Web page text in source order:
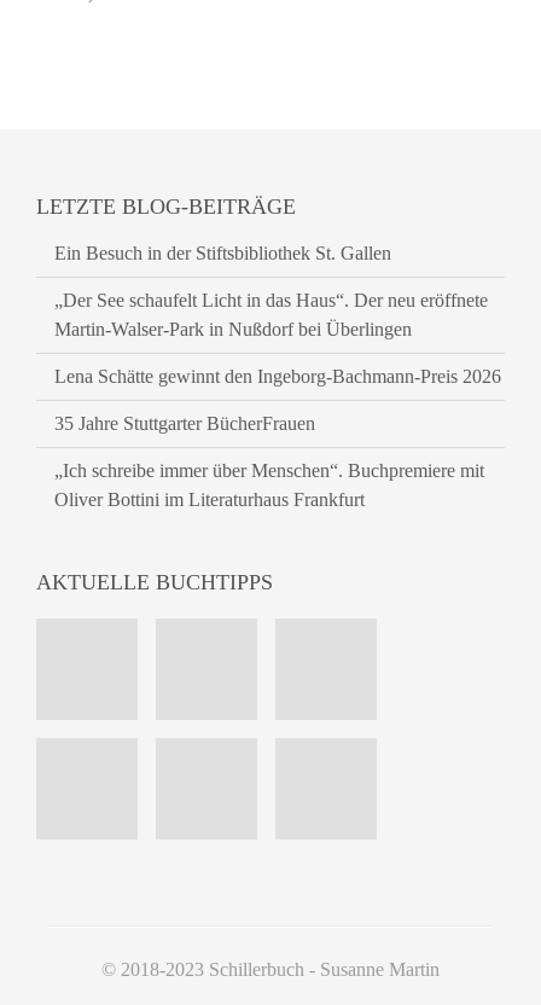
LETZTE BLOG-BEITRÄGE
Ein Besuch in der Stiftsbibliothek St. Gallen
„Der See schaufelt Licht in das Haus“. Der neu eröffnete
Martin-Walser-Park in Nußdorf bei Überlingen
Lena Schätte gewinnt den Ingeborg-Bachmann-Preis 2026
35 Jahre Stuttgarter BücherFrauen
„Ich schreibe immer über Menschen“. Buchpremiere mit
Oliver Bottini im Literaturhaus Frankfurt
AKTUELLE BUCHTIPPS
© 2018-2023 Schillerbuch - Susanne Martin